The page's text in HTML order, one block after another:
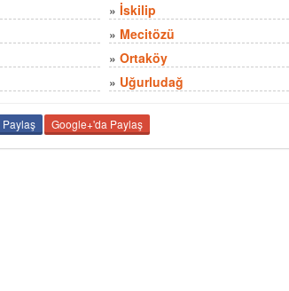
» İskilip
» Mecitözü
» Ortaköy
» Uğurludağ
Paylaş Google+'da Paylaş